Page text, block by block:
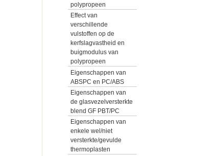
polypropeen
Effect van
verschillende
vulstoffen op de
kerfslagvastheid en
buigmodulus van
polypropeen
Eigenschappen van
ABSPC en PC/ABS
Eigenschappen van
de glasvezelversterkte
blend GF PBT/PC
Eigenschappen van
enkele wel/niet
versterkte/gevulde
thermoplasten